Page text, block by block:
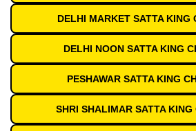
DELHI MARKET SATTA KING
DELHI NOON SATTA KING
PESHAWAR SATTA KING
SHRI SHALIMAR SATTA KING